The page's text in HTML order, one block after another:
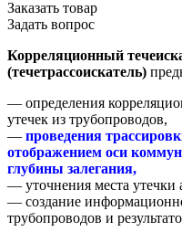
Заказать товар
Задать вопрос
Корреляционный
(течетрассоискатель)
— определения
утечек из трубопроводов,
— проведения
отображением оси
глубины залегания,
— уточнения места утечки
— создание
трубопроводов и